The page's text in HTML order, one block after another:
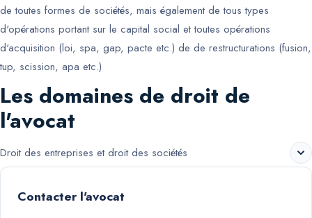
de toutes formes de sociétés, mais également de tous types
d'opérations portant sur le capital social et toutes opérations
d'acquisition (loi, spa, gap, pacte etc.) de de restructurations (fusion,
tup, scission, apa etc.)
Les domaines de droit de
l'avocat
Droit des entreprises et droit des sociétés
Contacter l'avocat